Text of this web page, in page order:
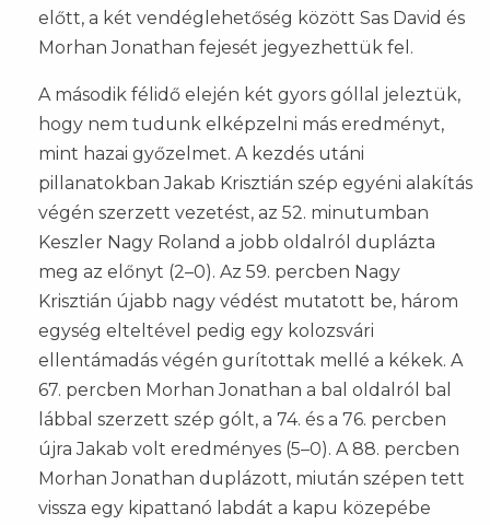
előtt, a két vendéglehetőség között Sas David és
Morhan Jonathan fejesét jegyezhettük fel.
A második félidő elején két gyors góllal jeleztük,
hogy nem tudunk elképzelni más eredményt,
mint hazai győzelmet. A kezdés utáni
pillanatokban Jakab Krisztián szép egyéni alakítás
végén szerzett vezetést, az 52. minutumban
Keszler Nagy Roland a jobb oldalról duplázta
meg az előnyt (2–0). Az 59. percben Nagy
Krisztián újabb nagy védést mutatott be, három
egység elteltével pedig egy kolozsvári
ellentámadás végén gurítottak mellé a kékek. A
67. percben Morhan Jonathan a bal oldalról bal
lábbal szerzett szép gólt, a 74. és a 76. percben
újra Jakab volt eredményes (5–0). A 88. percben
Morhan Jonathan duplázott, miután szépen tett
vissza egy kipattanó labdát a kapu közepébe